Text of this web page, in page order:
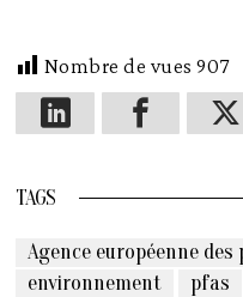
Nombre de vues 907
TAGS
Agence européenne
environnement
pfas